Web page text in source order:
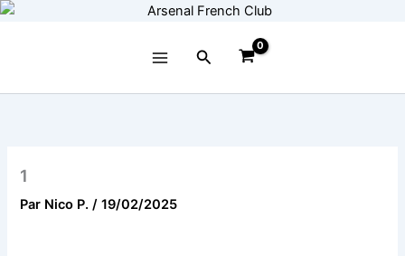
Aller
Rechercher
1
Par Nico P./19/02/2025